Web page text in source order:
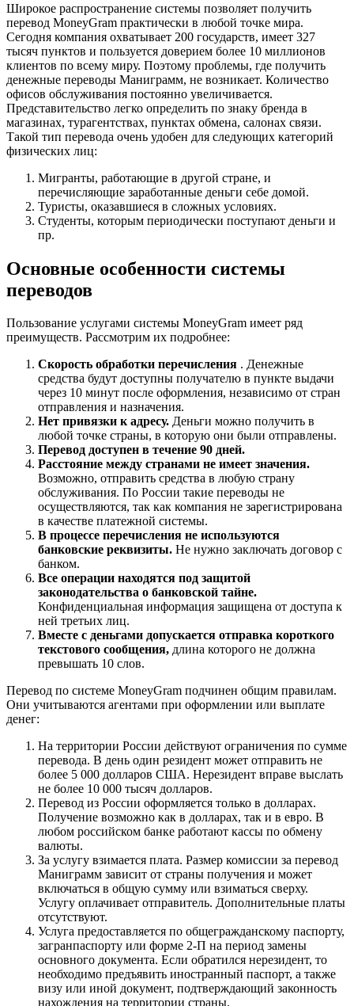
Широкое распространение системы позволяет получить
перевод MoneyGram практически в любой точке мира.
Сегодня компания охватывает 200 государств, имеет 327
тысяч пунктов и пользуется доверием более 10 миллионов
клиентов по всему миру. Поэтому проблемы, где получить
денежные переводы Маниграмм, не возникает. Количество
офисов обслуживания постоянно увеличивается.
Представительство легко определить по знаку бренда в
магазинах, турагентствах, пунктах обмена, салонах связи.
Такой тип перевода очень удобен для следующих категорий
физических лиц:
Мигранты, работающие в другой стране, и
перечисляющие заработанные деньги себе домой.
Туристы, оказавшиеся в сложных условиях.
Студенты, которым периодически поступают деньги и
пр.
Основные особенности системы
переводов
Пользование услугами системы MoneyGram имеет ряд
преимуществ. Рассмотрим их подробнее:
Скорость обработки перечисления . Денежные
средства будут доступны получателю в пункте выдачи
через 10 минут после оформления, независимо от стран
отправления и назначения.
Нет привязки к адресу. Деньги можно получить в
любой точке страны, в которую они были отправлены.
Перевод доступен в течение 90 дней.
Расстояние между странами не имеет значения.
Возможно, отправить средства в любую страну
обслуживания. По России такие переводы не
осуществляются, так как компания не зарегистрирована
в качестве платежной системы.
В процессе перечисления не используются
банковские реквизиты. Не нужно заключать договор с
банком.
Все операции находятся под защитой
законодательства о банковской тайне.
Конфиденциальная информация защищена от доступа к
ней третьих лиц.
Вместе с деньгами допускается отправка короткого
текстового сообщения, длина которого не должна
превышать 10 слов.
Перевод по системе MoneyGram подчинен общим правилам.
Они учитываются агентами при оформлении или выплате
денег:
На территории России действуют ограничения по сумме
перевода. В день один резидент может отправить не
более 5 000 долларов США. Нерезидент вправе выслать
не более 10 000 тысяч долларов.
Перевод из России оформляется только в долларах.
Получение возможно как в долларах, так и в евро. В
любом российском банке работают кассы по обмену
валюты.
За услугу взимается плата. Размер комиссии за перевод
Маниграмм зависит от страны получения и может
включаться в общую сумму или взиматься сверху.
Услугу оплачивает отправитель. Дополнительные платы
отсутствуют.
Услуга предоставляется по общегражданскому паспорту,
загранпаспорту или форме 2-П на период замены
основного документа. Если обратился нерезидент, то
необходимо предъявить иностранный паспорт, а также
визу или иной документ, подтверждающий законность
нахождения на территории страны.